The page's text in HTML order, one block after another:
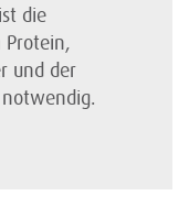
die
Protein,
und der